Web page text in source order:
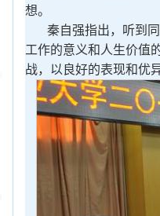
想。
秦自强指出，听到
工作的意义和人生价值
战，以良好的表现和优